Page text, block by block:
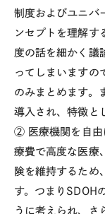
制度およびユニバ
ンセプトを理解す
度の話を細かく議
ってしまいますの
のみまとめます。
導入され、特徴と
② 医療機関を自由
療費で高度な医療、
険を維持するため
す。つまり SDOH
うに考えられ、さ